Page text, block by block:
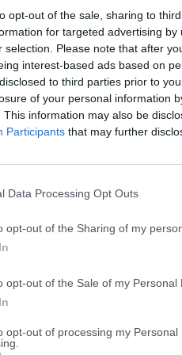
opt-out of the sale, sharing to
for targeted advertising
selection. Please note that after
interest-based ads based on
to third parties prior to
of your personal information
This information may also be
Participants that may further
Data Processing Opt Outs
opt-out of the Sharing of my
opt-out of the Sale of my Personal
opt-out of processing my Personal
¡Cambia los iconos de tu
Controla múltiples PC con
La Suite Completa de
ObjectDock 3.0.1.4